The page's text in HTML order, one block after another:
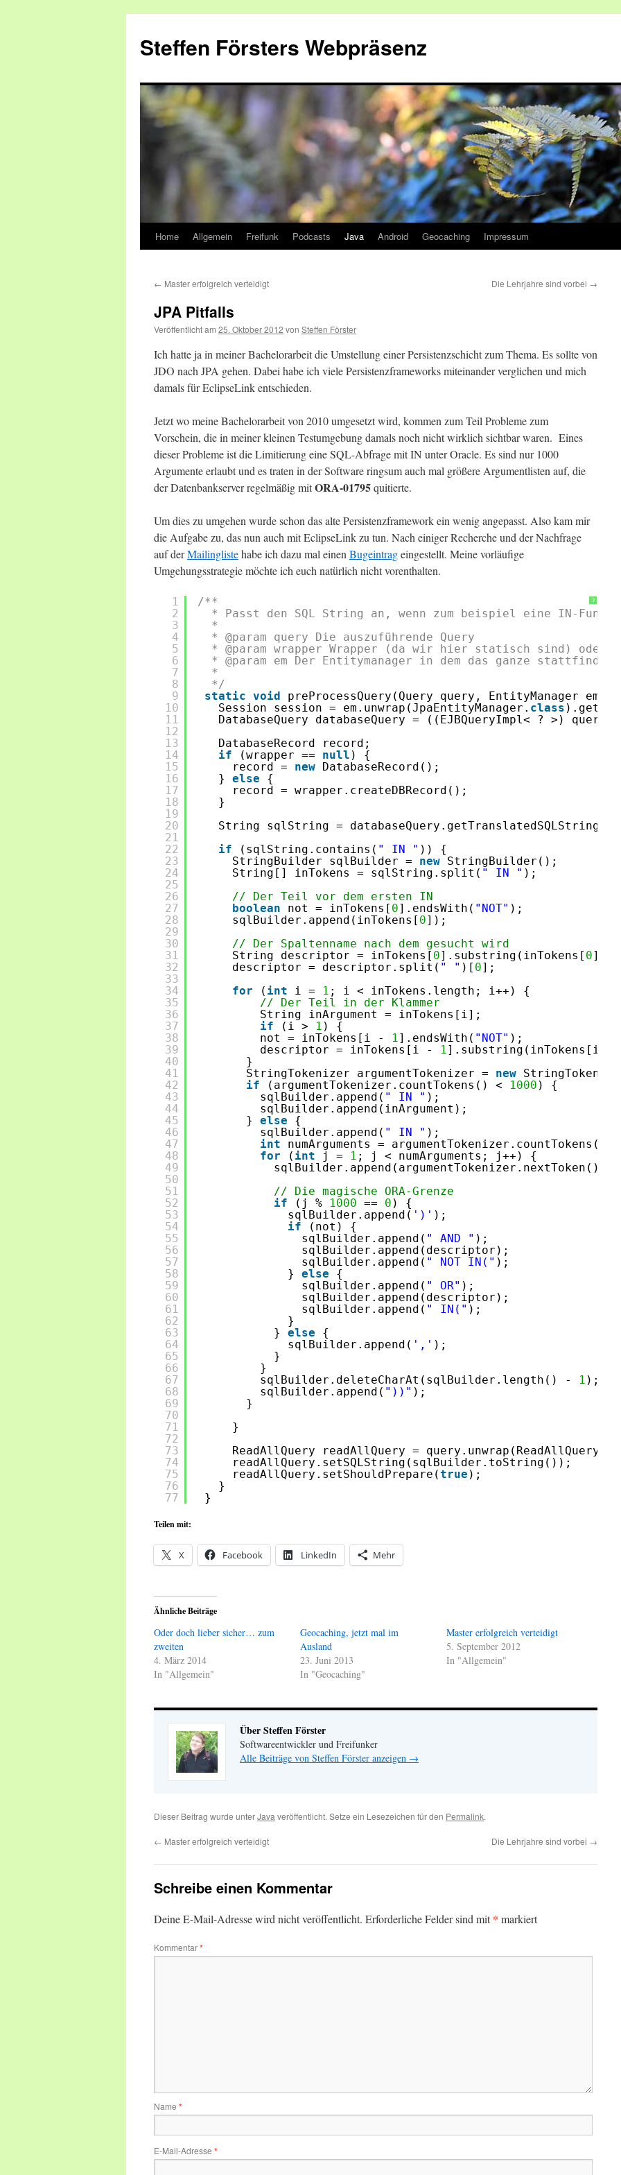
springen
Steffen Försters Webpräsenz
Home Allgemein Freifunk Podcasts Java Android Geocaching Impressum
← Master erfolgreich verteidigt Die Lehrjahre sind vorbei →
JPA Pitfalls
Veröffentlicht am 25. Oktober 2012 von Steffen Förster
Ich hatte ja in meiner Bachelorarbeit die Umstellung einer Persistenzschicht zum Thema. Es sollte von
JDO nach JPA gehen. Dabei habe ich viele Persistenzframeworks miteinander verglichen und mich
damals für EclipseLink entschieden.
Jetzt wo meine Bachelorarbeit von 2010 umgesetzt wird, kommen zum Teil Probleme zum
Vorschein, die in meiner kleinen Testumgebung damals noch nicht wirklich sichtbar waren. Eines
dieser Probleme ist die Limitierung eine SQL-Abfrage mit IN unter Oracle. Es sind nur 1000
Argumente erlaubt und es traten in der Software ringsum auch mal größere Argumentlisten auf, die
der Datenbankserver regelmäßig mitORA-01795quitierte.
Um dies zu umgehen wurde schon das alte Persistenzframework ein wenig angepasst. Also kam mir
die Aufgabe zu, das nun auch mit EclipseLink zu tun. Nach einiger Recherche und der Nachfrage
auf derMailinglistehabe ich dazu mal einen Bugeintrageingestellt. Meine vorläufige
Umgehungsstrategie möchte ich euch natürlich nicht vorenthalten.
?
1
2
3
4
5
6
7
8
9
10
11
12
13
14
15
16
17
18
19
20
21
22
23
24
25
26
27
28
29
30
31
32
33
34
35
36
37
38
39
40
41
42
43
44
45
46
47
48
49
50
51
52
53
54
55
56
57
58
59
60
61
62
63
64
65
66
67
68
69
70
71
72
73
74
75
76
77
/**
* Passt den SQL String an, wenn zum beispiel eine IN-
*
* @param query Die auszuführende Query
* @param wrapper Wrapper (da wir hier statisch sind) oder
* @param em Der Entitymanager in dem das ganze stattfinden
*
*/
static void
preProcessQuery(Query query, EntityManager em,
Session session = em.unwrap(JpaEntityManager. class
DatabaseQuery databaseQuery = ((EJBQueryImpl< ? >)
DatabaseRecord record;
if
(wrapper == null ) {
record = new DatabaseRecord();
} else
{
record = wrapper.createDBRecord();
}
String sqlString =
if
(sqlString.contains( " IN " )) {
StringBuilder sqlBuilder = new StringBuilder();
String[] inTokens = sqlString.split( " IN " );
// Der Teil vor dem ersten IN
boolean
not = inTokens[ 0].endsWith( "NOT" );
sqlBuilder.append(inTokens[ 0]);
// Der Spaltenname nach dem gesucht wird
String descriptor = inTokens[ 0].substring(inTokens[ 0
descriptor = descriptor.split( " " )[ 0];
for
( int i = 1 ; i < inTokens.length; i++) {
// Der Teil in der Klammer
String inArgument = inTokens[i];
if
(i > 1 ) {
not = inTokens[i -
1].endsWith( "NOT" );
descriptor = inTokens[i -
1].substring(inTokens[i -
}
StringTokenizer argumentTokenizer = new
if
(argumentTokenizer.countTokens() < 1000 ) {
sqlBuilder.append( " IN " );
sqlBuilder.append(inArgument);
} else
{
sqlBuilder.append( " IN " );
int
numArguments = argumentTokenizer.countTokens();
for
( int j = 1 ; j < numArguments; j++) {
sqlBuilder.append(argumentTokenizer.nextToken());
// Die magische ORA-Grenze
if
(j % 1000 == 0 ) {
sqlBuilder.append( ')' );
if
(not) {
sqlBuilder.append( " AND " );
sqlBuilder.append(descriptor);
sqlBuilder.append( " NOT IN(" );
} else
{
sqlBuilder.append( " OR" );
sqlBuilder.append(descriptor);
sqlBuilder.append( " IN(" );
}
} else
{
sqlBuilder.append( ',' );
}
}
sqlBuilder.deleteCharAt(sqlBuilder.length() -
1 );
sqlBuilder.append( "))" );
}
}
ReadAllQuery readAllQuery = query.unwrap(ReadAllQuery.
readAllQuery.setSQLString(sqlBuilder.toString());
readAllQuery.setShouldPrepare(true );
}
}
Teilen mit:
X Facebook LinkedIn Mehr
Ähnliche Beiträge
Oder doch lieber sicher… zum
zweiten
4. März 2014
In "Allgemein"
Geocaching, jetzt mal im
Ausland
23. Juni 2013
In "Geocaching"
Master erfolgreich verteidigt
5. September 2012
In "Allgemein"
Über Steffen Förster
Softwareentwickler und Freifunker
Alle Beiträge von Steffen Förster anzeigen →
Dieser Beitrag wurde unterJava veröffentlicht. Setze ein Lesezeichen für den Permalink.
← Master erfolgreich verteidigt Die Lehrjahre sind vorbei →
Schreibe einen Kommentar
Deine E-Mail-Adresse wird nicht veröffentlicht. Erforderliche Felder sind mit* markiert
Kommentar*
Name *
E-Mail-Adresse *